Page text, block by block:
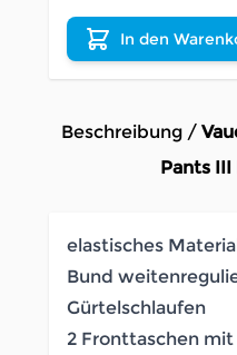
In den
Beschreibung /
Pants
elastisches
Bund
Gürtelschlaufen
2 Fronttaschen